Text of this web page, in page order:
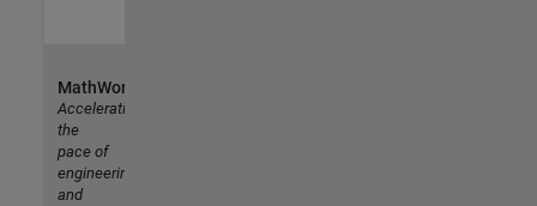
MathWorks
Accelerating
the
pace of
engineering
and